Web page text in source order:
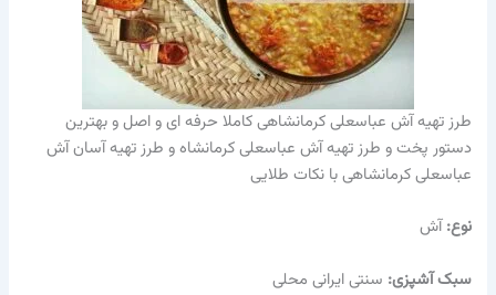
طرز تهیه آش عباسعلی کرمانشاهی کاملا حرفه ای و اصل و بهترین
دستور پخت و طرز تهیه آش عباسعلی کرمانشاه و طرز تهیه آسان آش
عباسعلی کرمانشاهی با نکات طلایی
نوع:آش
سبک آشپزی: سنتی ایرانی محلی